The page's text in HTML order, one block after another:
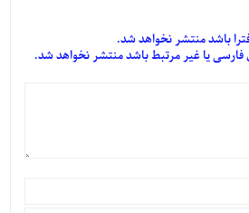
باشد منتشر نخواهد شد.
فارسی یا غیر مرتبط باشد منتشر نخواهد شد.